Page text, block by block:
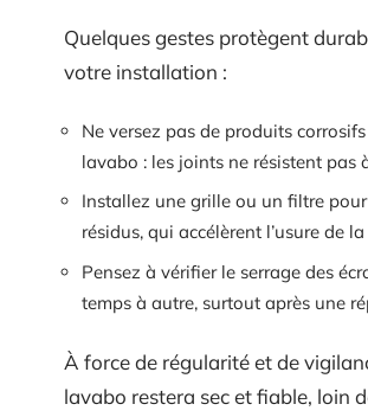
Quelques gestes protègent
votre installation :
Ne versez pas de produits
lavabo : les joints ne résistent pas
Installez une grille ou un filtre
résidus, qui accélèrent l’usure de
Pensez à vérifier le serrage des
temps à autre, surtout après une
À force de régularité et de
lavabo restera sec et fiable, loin